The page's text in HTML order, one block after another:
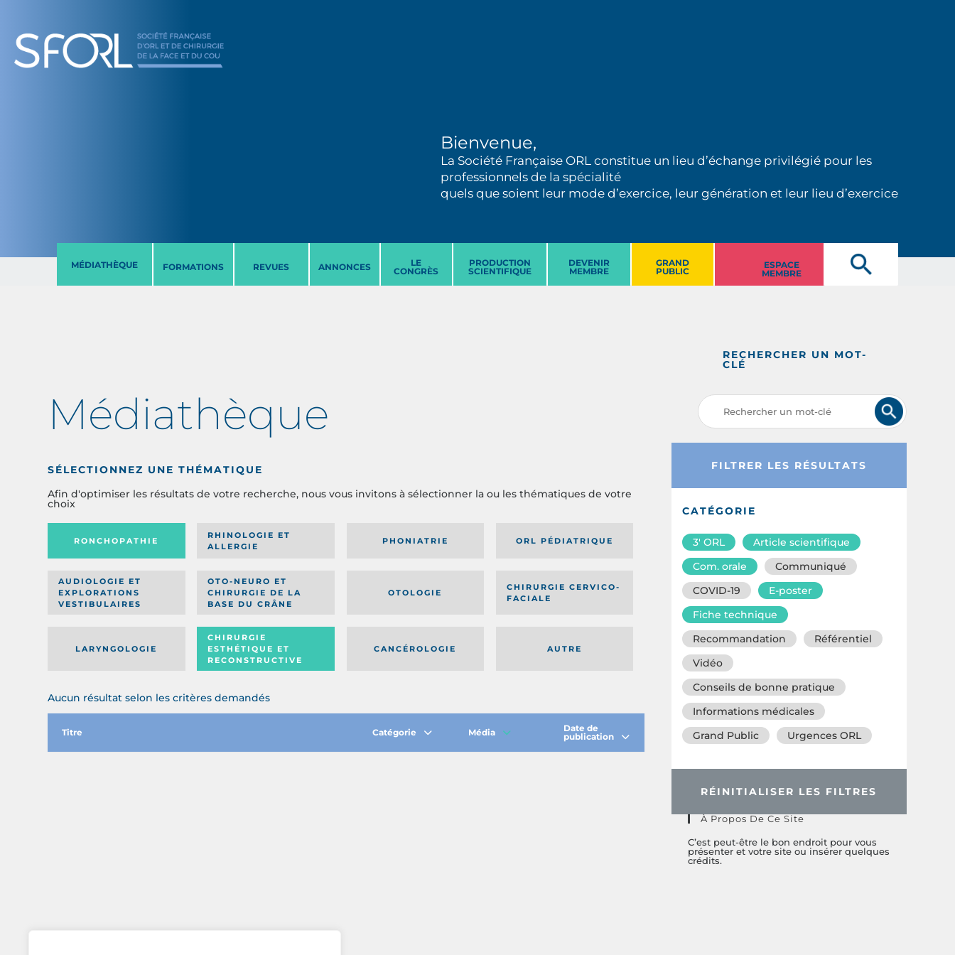
Bienvenue,
La Société Française ORL constitue un lieu d’échange privilégié pour les
professionnels de la spécialité
quels que soient leur mode d’exercice, leur génération et leur lieu d’exercice
MÉDIATHÈQUE FORMATIONS REVUES ANNONCES
LE
CONGRÈS
PRODUCTION
SCIENTIFIQUE
DEVENIR
MEMBRE
GRAND
PUBLIC
ESPACE
MEMBRE
Médiathèque
SÉLECTIONNEZ UNE THÉMATIQUE
Afin d'optimiser les résultats de votre recherche, nous vous invitons à sélectionner la ou les thématiques de votre
choix
RONCHOPATHIE
RHINOLOGIE ET
ALLERGIE
PHONIATRIE ORL PÉDIATRIQUE
AUDIOLOGIE ET
EXPLORATIONS
VESTIBULAIRES
OTO-NEURO ET
CHIRURGIE DE LA
BASE DU CRÂNE
OTOLOGIE
CHIRURGIE CERVICO-
FACIALE
AUTRE
LARYNGOLOGIE
CHIRURGIE
ESTHÉTIQUE ET
RECONSTRUCTIVE
CANCÉROLOGIE
Aucun résultat selon les critères demandés
Titre Catégorie Média
Date de
publication
RECHERCHER UN MOT-
CLÉ
FILTRER LES RÉSULTATS
CATÉGORIE
3′ ORL
Article scientifique
Com. orale
Communiqué
COVID-19
E-poster
Fiche technique
Recommandation
Référentiel
Vidéo
Conseils de bonne pratique
Informations médicales
Grand Public
Urgences ORL
RÉINITIALISER LES FILTRES
À Propos De Ce Site
C’est peut-être le bon endroit pour vous
présenter et votre site ou insérer quelques
crédits.